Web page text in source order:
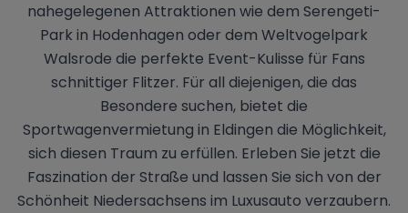
nahegelegenen Attraktionen wie dem Serengeti-
Park in Hodenhagen oder dem Weltvogelpark
Walsrode die perfekte Event-Kulisse für Fans
schnittiger Flitzer. Für all diejenigen, die das
Besondere suchen, bietet die
Sportwagenvermietung in Eldingen die Möglichkeit,
sich diesen Traum zu erfüllen. Erleben Sie jetzt die
Faszination der Straße und lassen Sie sich von der
Schönheit Niedersachsens im Luxusauto verzaubern.